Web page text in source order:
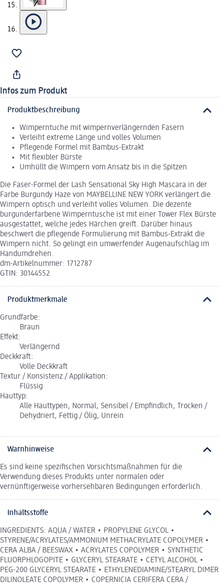
Infos zum Produkt
Produktbeschreibung
Wimperntuche mit wimpernverlängernden Fasern
Verleiht extreme Länge und volles Volumen
Pflegende Formel mit Bambus-Extrakt
Mit flexibler Bürste
Umhüllt die Wimpern vom Ansatz bis in die Spitzen
Die Faser-Formel der Lash Sensational Sky High Mascara in der
Farbe Burgundy Haze von MAYBELLINE NEW YORK verlängert die
Wimpern optisch und verleiht volles Volumen. Die dezente
burgunderfarbene Wimperntusche ist mit einer Tower Flex Bürste
ausgestattet, welche jedes Härchen greift. Darüber hinaus
beschwert die pflegende Formulierung mit Bambus-Extrakt die
Wimpern nicht. So gelingt ein umwerfender Augenaufschlag im
Handumdrehen.
dm-Artikelnummer: 1712787
GTIN: 30144552
Produktmerkmale
Grundfarbe:
Braun
Effekt:
Verlängernd
Deckkraft:
Volle Deckkraft
Textur / Konsistenz / Applikation:
Flüssig
Hauttyp:
Alle Hauttypen, Normal, Sensibel / Empfindlich, Trocken /
Dehydriert, Fettig / Ölig, Unrein
Warnhinweise
Es sind keine spezifischen Vorsichtsmaßnahmen für die
Verwendung dieses Produkts unter normalen oder
vernünftigerweise vorhersehbaren Bedingungen erforderlich.
Inhaltsstoffe
INGREDIENTS: AQUA / WATER • PROPYLENE GLYCOL •
STYRENE/ACRYLATES/AMMONIUM METHACRYLATE COPOLYMER •
CERA ALBA / BEESWAX • ACRYLATES COPOLYMER • SYNTHETIC
FLUORPHLOGOPITE • GLYCERYL STEARATE • CETYL ALCOHOL •
PEG-200 GLYCERYL STEARATE • ETHYLENEDIAMINE/STEARYL DIMER
DILINOLEATE COPOLYMER • COPERNICIA CERIFERA CERA /